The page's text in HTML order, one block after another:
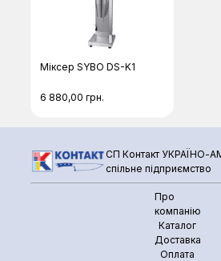
Міксер SYBO DS-K1
6 880,00грн.
СП Контакт УКРАЇНО-
спільне підприємство
Про
компанію
Каталог
Доставка
Оплата